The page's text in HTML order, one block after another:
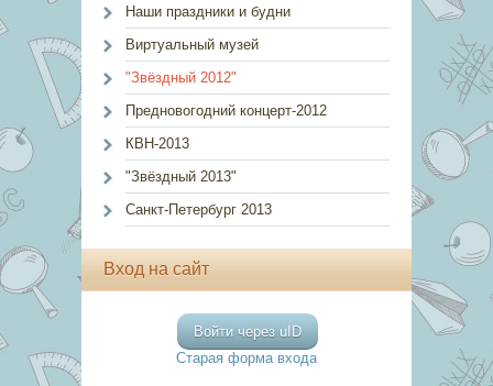
Наши праздники и будни
Виртуальный музей
"Звёздный 2012"
Предновогодний концерт-2012
КВН-2013
"Звёздный 2013"
Санкт-Петербург 2013
Вход на сайт
Войти через uID
Старая форма входа